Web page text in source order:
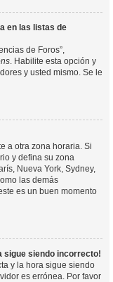
en las listas de
de Foros”,
. Habilite esta opción y
y usted mismo. Se le
a otra zona horaria. Si
y defina su zona
Nueva York, Sydney,
las demás
es un buen momento
sigue siendo incorrecto!
y la hora sigue siendo
es errónea. Por favor